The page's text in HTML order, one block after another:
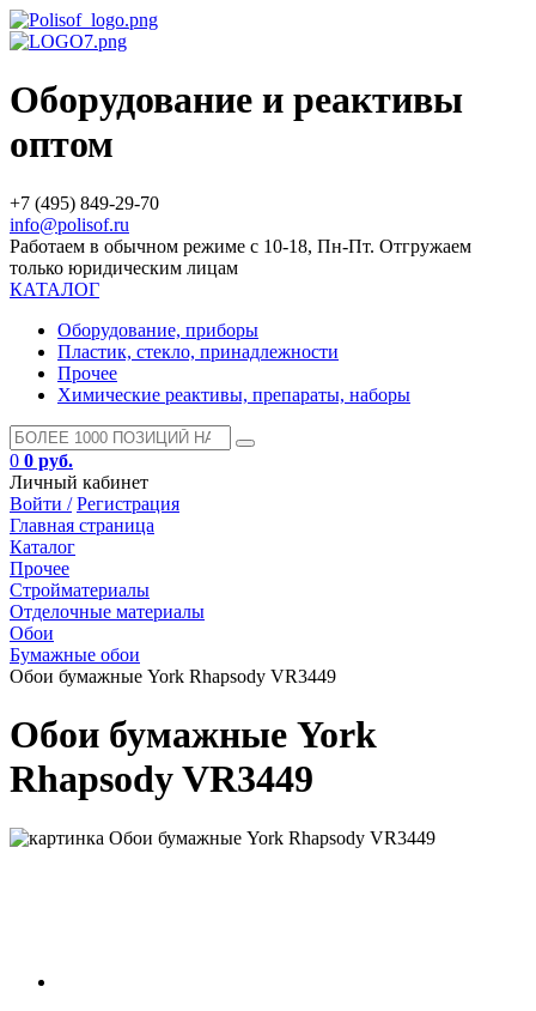
Оборудование и реактивы
оптом
+7 (495) 849-29-70
info@polisof.ru
Работаем в обычном режиме с 10-18, Пн-Пт. Отгружаем
только юридическим лицам
КАТАЛОГ
Оборудование, приборы
Пластик, стекло, принадлежности
Прочее
Химические реактивы, препараты, наборы
0 0 руб.
Личный кабинет
Войти / Регистрация
Главная страница
Каталог
Прочее
Стройматериалы
Отделочные материалы
Обои
Бумажные обои
Обои бумажные York Rhapsody VR3449
Обои бумажные York
Rhapsody VR3449